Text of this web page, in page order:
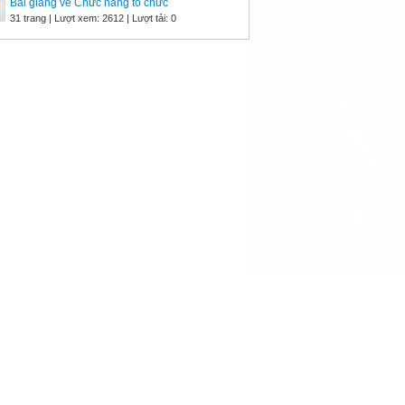
Bài giảng về Chức năng tổ chức
31 trang | Lượt xem: 2612 | Lượt tải: 0